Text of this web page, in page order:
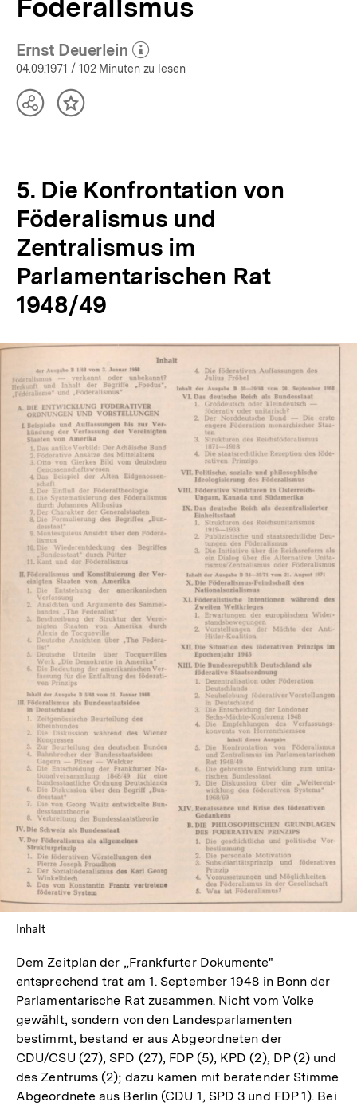
Föderalismus
Ernst Deuerlein
(Mehr zum Autor)
öffnen
04.09.1971 / 102 Minuten zu lesen
TeilenInhalt
5. Die Konfrontation von
Föderalismus und
Zentralismus im
Parlamentarischen Rat
1948/49
Lightbox
öffnen
Inhalt
Dem Zeitplan der „Frankfurter Dokumente"
entsprechend trat am 1. September 1948 in Bonn der
Parlamentarische Rat zusammen. Nicht vom Volke
gewählt, sondern von den Landesparlamenten
bestimmt, bestand er aus Abgeordneten der
CDU/CSU (27), SPD (27), FDP (5), KPD (2), DP (2) und
des Zentrums (2); dazu kamen mit beratender Stimme
Abgeordnete aus Berlin (CDU 1, SPD 3 und FDP 1). Bei